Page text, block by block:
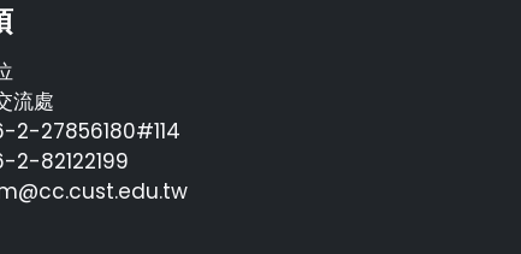
流處
2-27856180#114
2-82122199